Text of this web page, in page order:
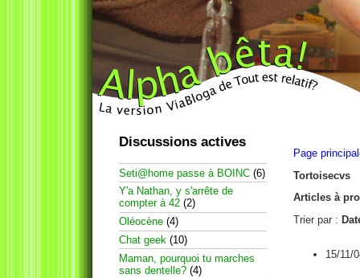
Page
Tortoisecvs
Articles à
Trier par :
15/11/
Discussions actives
Seti@home passe à BOINC (6)
Y'a Nathan, y s'arrête de
compter à 42 (2)
Oléocène (4)
Chat geek (10)
Maman, pourquoi tu marches
sans dentelle? (4)